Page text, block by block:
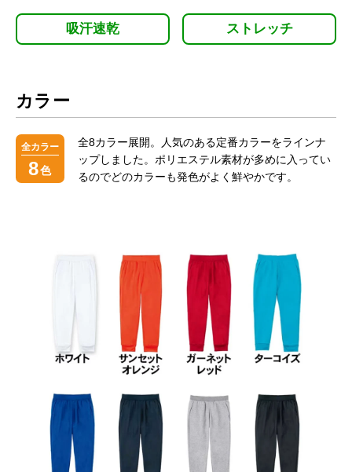
吸汗速乾 ストレッチ
カラー
全カラー
8色
全8カラー展開。人気のある定番カラーをラインナ
ップしました。ポリエステル素材が多めに入ってい
るのでどのカラーも発色がよく鮮やかです。